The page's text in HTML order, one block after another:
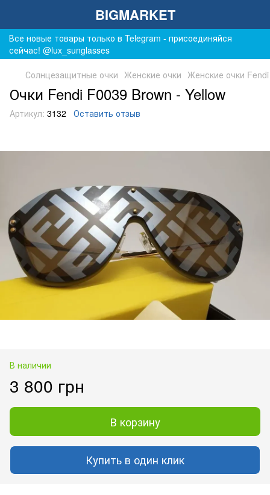
BIGMARKET
Все новые товары только в Telegram - присоединяйся
сейчас! @lux_sunglasses
Солнцезащитные очки Женские очки Женские очки Fendi
Очки Fendi F0039 Brown - Yellow
Артикул: 3132 Оставить отзыв
В наличии
3 800 грн
В корзину
Купить в один клик